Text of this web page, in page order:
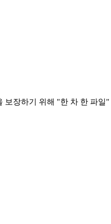
보장하기 위해 "한 차 한 파